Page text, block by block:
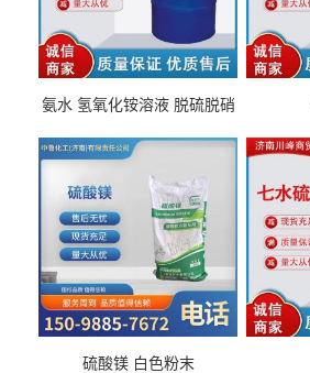
氨水 氢氧化铵溶液 脱硫脱硝
硫酸镁 白色粉末